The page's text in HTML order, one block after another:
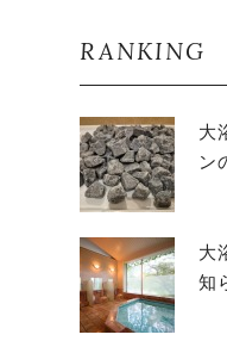
RANKING
大
ン
大
知